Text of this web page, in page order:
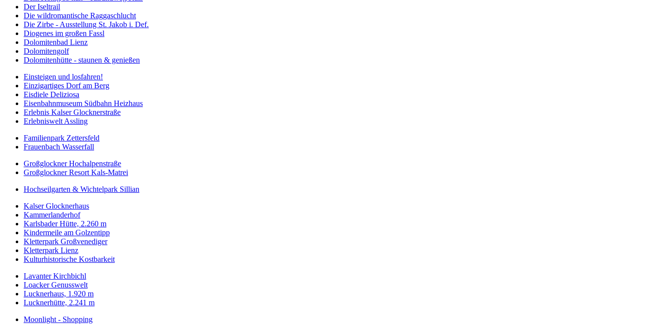
Der Iseltrail
Die wildromantische Raggaschlucht
Die Zirbe - Ausstellung St. Jakob i. Def.
Diogenes im großen Fassl
Dolomitenbad Lienz
Dolomitengolf
Dolomitenhütte - staunen & genießen
Einsteigen und losfahren!
Einzigartiges Dorf am Berg
Eisdiele Deliziosa
Eisenbahnmuseum Südbahn Heizhaus
Erlebnis Kalser Glocknerstraße
Erlebniswelt Assling
Familienpark Zettersfeld
Frauenbach Wasserfall
Großglockner Hochalpenstraße
Großglockner Resort Kals-Matrei
Hochseilgarten & Wichtelpark Sillian
Kalser Glocknerhaus
Kammerlanderhof
Karlsbader Hütte, 2.260 m
Kindermeile am Golzentipp
Kletterpark Großvenediger
Kletterpark Lienz
Kulturhistorische Kostbarkeit
Lavanter Kirchbichl
Loacker Genusswelt
Lucknerhaus, 1.920 m
Lucknerhütte, 2.241 m
Moonlight - Shopping